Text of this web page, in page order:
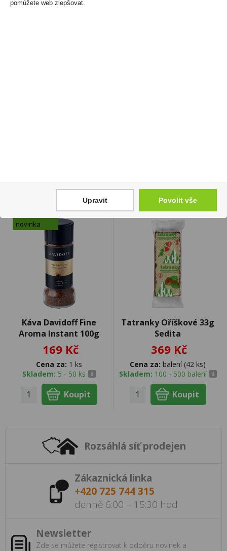
novinka
Káva Davidoff Fine
Aroma Instant 100g
169 Kč
Cena za: 1 ks
Skladem: 5 - 50 ks
Tatranky Oříškové 33g
Sedita
369 Kč
Cena za: balení (42 ks)
Skladem: 100 - 500 balení
Rozsáhlá síť prodejen
Zákaznická linka
+420 725 744 315
denně 6:00 – 15:30 hod
Newsletter
Zde se můžete registrovat k odběru novinek a
pomůžete web zlepšovat.
Upravit Povolit vše